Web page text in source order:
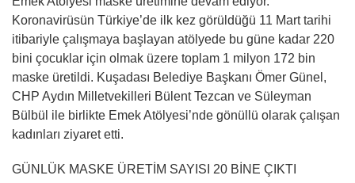
Koronavirüsün Türkiye’de ilk kez görüldüğü 11 Mart tarihi
itibariyle çalışmaya başlayan atölyede bu güne kadar 220
bini çocuklar için olmak üzere toplam 1 milyon 172 bin
maske üretildi. Kuşadası Belediye Başkanı Ömer Günel,
CHP Aydın Milletvekilleri Bülent Tezcan ve Süleyman
Bülbül ile birlikte Emek Atölyesi’nde gönüllü olarak çalışan
kadınları ziyaret etti.
GÜNLÜK MASKE ÜRETİM SAYISI 20 BİNE ÇIKTI